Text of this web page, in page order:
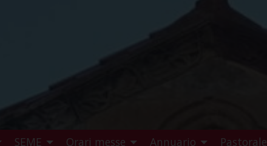
SEME Orari messe Annuario Pastorale